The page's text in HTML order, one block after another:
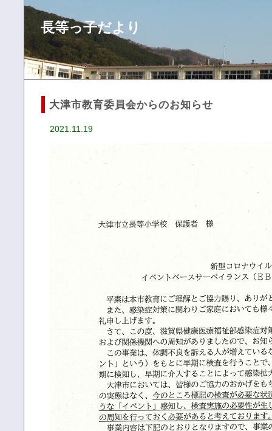
長等っ子だより
大津市教育委員会からのお知らせ
2021.11.19